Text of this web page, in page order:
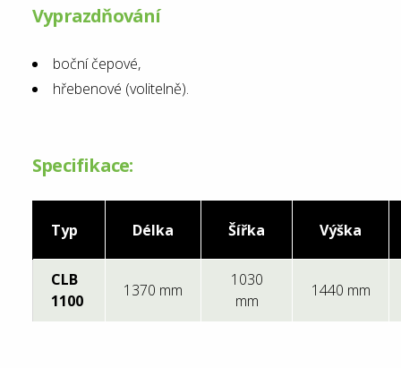
Vyprazdňování
boční čepové,
hřebenové (volitelně).
Specifikace:
Typ Délka Šířka Výška
CLB
1100
1370 mm
1030
mm
1440 mm